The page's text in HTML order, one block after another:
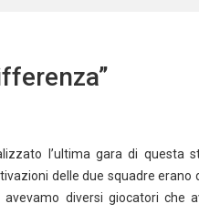
l’ultima gara di questa
delle due squadre erano
diversi giocatori che